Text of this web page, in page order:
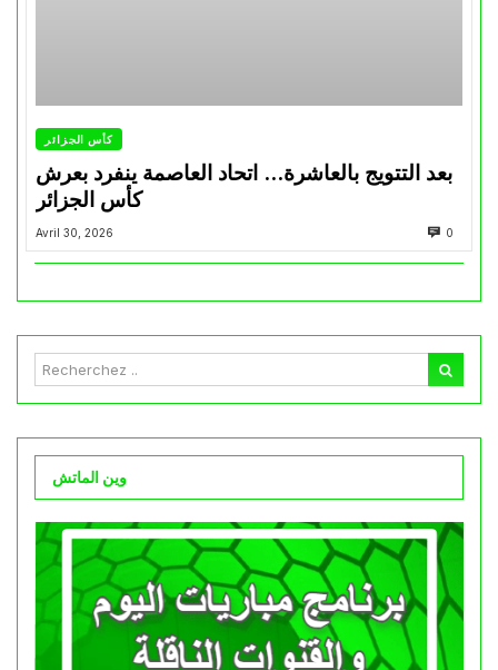
كأس الجزائر
بعد التتويج بالعاشرة… اتحاد العاصمة ينفرد بعرش
كأس الجزائر
Avril 30, 2026 0
وين الماتش